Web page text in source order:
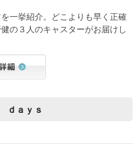
一挙紹介。どこよりも早く正確
の３人のキャスターがお届けし
ａｙｓ